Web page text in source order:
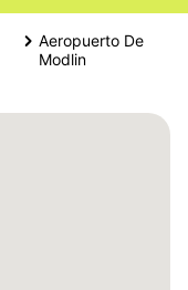
Aeropuerto De
Modlin